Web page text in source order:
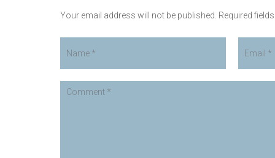
Your email address will not be published. Required